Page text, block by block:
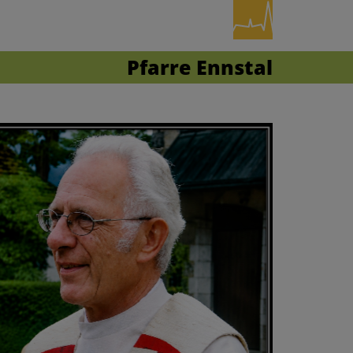
Pfarre Ennstal